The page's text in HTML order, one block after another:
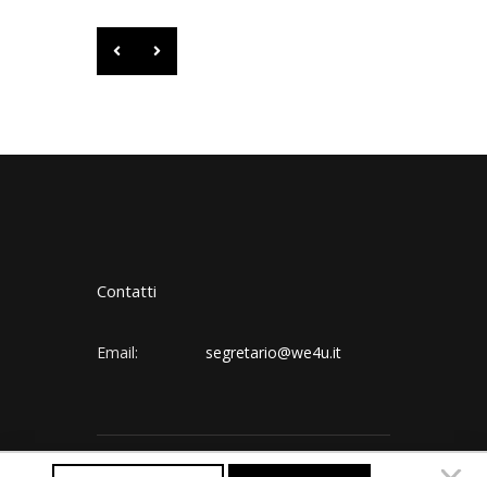
Contatti
Email: segretario@we4u.it